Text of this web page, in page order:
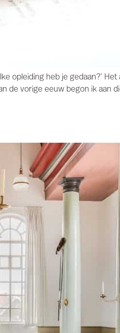
opleiding heb je gedaan?’
de vorige eeuw begon ik aan